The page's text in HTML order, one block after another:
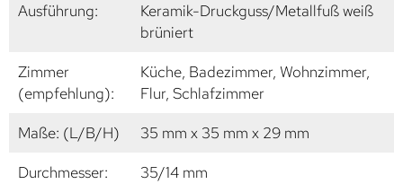
Ausführung:
Keramik-Druckguss/Metallfuß weiß
brüniert
Zimmer
(empfehlung):
Küche, Badezimmer, Wohnzimmer,
Flur, Schlafzimmer
Maße: (L/B/H)
35 mm x 35 mm x 29 mm
Durchmesser:
35/14 mm